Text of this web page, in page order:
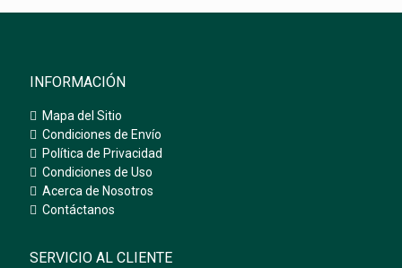
INFORMACIÓN
Mapa del Sitio
Condiciones de Envío
Política de Privacidad
Condiciones de Uso
Acerca de Nosotros
Contáctanos
SERVICIO AL CLIENTE